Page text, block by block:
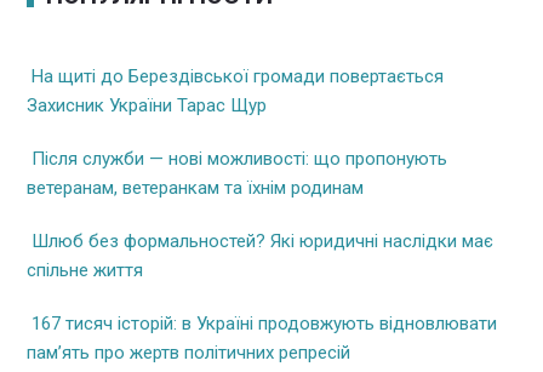
На щиті до Берездівської громади повертається
Захисник України Тарас Щур
Після служби — нові можливості: що пропонують
ветеранам, ветеранкам та їхнім родинам
Шлюб без формальностей? Які юридичні наслідки має
спільне життя
167 тисяч історій: в Україні продовжують відновлювати
пам’ять про жертв політичних репресій